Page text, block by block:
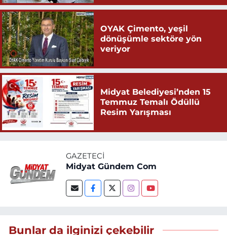
OYAK Çimento, yeşil
dönüşümle sektöre yön
veriyor
Midyat Belediyesi’nden 15
Temmuz Temalı Ödüllü
Resim Yarışması
GAZETECI
Midyat Gündem Com
Bunlar da ilginizi çekebilir